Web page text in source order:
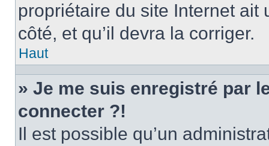
propriétaire du site Internet
côté, et qu’il devra la corriger.
Haut
» Je me suis enregistré par
connecter ?!
Il est possible qu’un